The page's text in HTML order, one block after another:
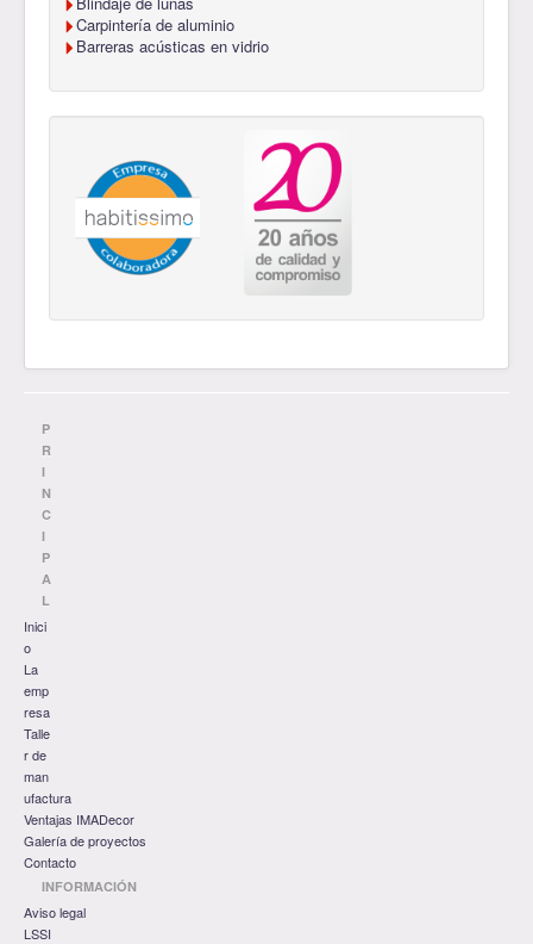
Carpintería de aluminio
Barreras acústicas en vidrio
P
R
I
N
C
I
P
A
L
Inici
o
La
emp
resa
Talle
r de
man
ufactura
Ventajas IMADecor
Galería de proyectos
Contacto
INFORMACIÓN
Aviso legal
LSSI